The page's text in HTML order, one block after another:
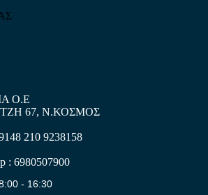
Ο.Ε
67, Ν.ΚΟΣΜΟΣ
210 9238158
: 6980507900
- 16:30